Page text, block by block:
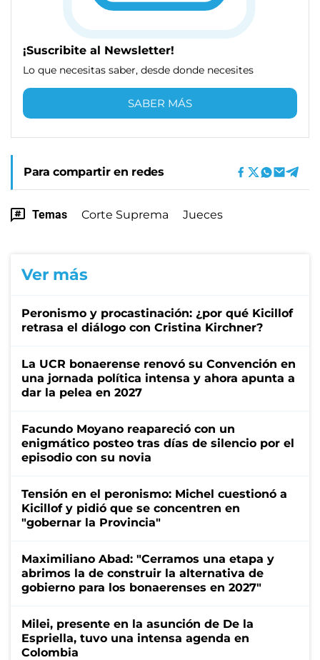
¡Suscribite al Newsletter!
Lo que necesitas saber, desde donde necesites
SABER MÁS
Para compartir en redes
Temas Corte Suprema Jueces
Ver más
Peronismo y procastinación: ¿por qué Kicillof
retrasa el diálogo con Cristina Kirchner?
La UCR bonaerense renovó su Convención en
una jornada política intensa y ahora apunta a
dar la pelea en 2027
Facundo Moyano reapareció con un
enigmático posteo tras días de silencio por el
episodio con su novia
Tensión en el peronismo: Michel cuestionó a
Kicillof y pidió que se concentren en
"gobernar la Provincia"
Maximiliano Abad: "Cerramos una etapa y
abrimos la de construir la alternativa de
gobierno para los bonaerenses en 2027"
Milei, presente en la asunción de De la
Espriella, tuvo una intensa agenda en
Colombia